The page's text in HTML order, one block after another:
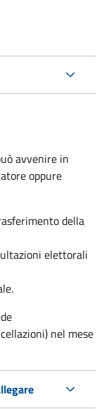
avvenire in
oppure
della
elettorali
nel mese